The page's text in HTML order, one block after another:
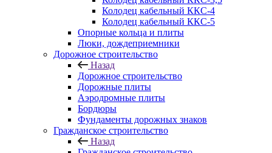
Колодец кабельный ККС-4
Колодец кабельный ККС-5
Опорные кольца и плиты
Люки, дождеприемники
Дорожное строительство
Назад
Дорожное строительство
Дорожные плиты
Аэродромные плиты
Бордюры
Фундаменты дорожных знаков
Гражданское строительство
Назад